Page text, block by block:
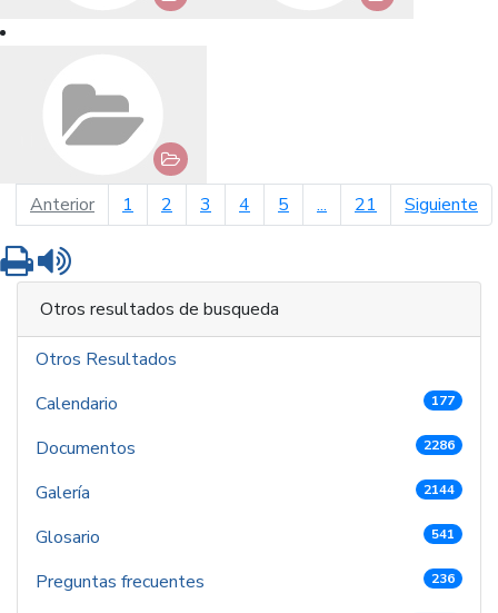
Anteriorpágina anterior
1 2 3 4 5 ... 21 Siguiente
Imprimir
Otros resultados de busqueda
Otros Resultados
Calendario
177
Documentos 2286
Galería 2144
Glosario 541
Preguntas frecuentes 236